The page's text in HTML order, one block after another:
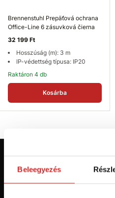
Beleegyezés
Brennenstuhl Prepäťová ochrana
Office-Line 6 zásuvková čierna
32 199 Ft
Hosszúság (m): 3 m
IP-védettség típusa: IP20
Raktáron 4 db
Kosárba
Először jár az
szerezzen áttekintést
újdonságokról és